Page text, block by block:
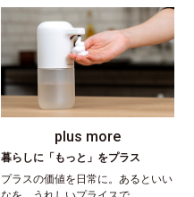
plus more
暮らしに「もっと」をプラス
プラスの価値を日常に。あるといい